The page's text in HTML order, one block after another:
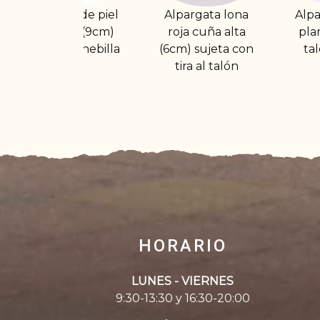
Alpargata lona
roja cuña alta
(6cm) sujeta con
Alpargata de piel
plana con tira al
talón y gomas
HORARIO
LUNES - VIERNES
9:30-13:30 y 16:30-20:00